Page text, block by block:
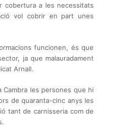
cobertura a les necessitats
vol cobrir en part unes
funcionen, és que
ja que malauradament
Arnall.
les persones que hi
de quaranta-cinc anys les
tant de carnisseria com de